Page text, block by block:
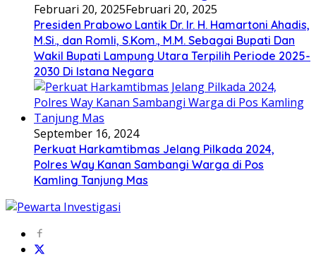
Februari 20, 2025Februari 20, 2025
Presiden Prabowo Lantik Dr. Ir. H. Hamartoni Ahadis,
M.Si., dan Romli, S.Kom., M.M. Sebagai Bupati Dan
Wakil Bupati Lampung Utara Terpilih Periode 2025-
2030 Di Istana Negara
September 16, 2024
Perkuat Harkamtibmas Jelang Pilkada 2024,
Polres Way Kanan Sambangi Warga di Pos
Kamling Tanjung Mas